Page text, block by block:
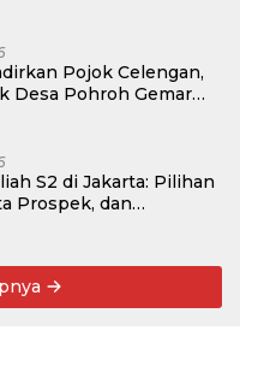
Pojok Celengan,
Desa Pohroh Gemar
S2 di Jakarta: Pilihan
Prospek, dan